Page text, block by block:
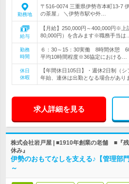
勤務地
〒516-0074 三重県伊勢市本町13-7
の茶屋」 ＼伊勢市駅や外…
給与
【月給】250,000円～400,000円※上
80,000円）を含みます※職務手当は…
勤務
時間
６：30～15：30実働 8時間休憩
平均10時間程度※36協定における…
休日
休暇
【年間休日105日】・週休2日制（
年始、連休は出勤となる場合があり
求人詳細を見る
株式会社岩戸屋 | ■1910年創業の老舗 ■『
休み』
伊勢のおもてなしを支える♪【管理部
～